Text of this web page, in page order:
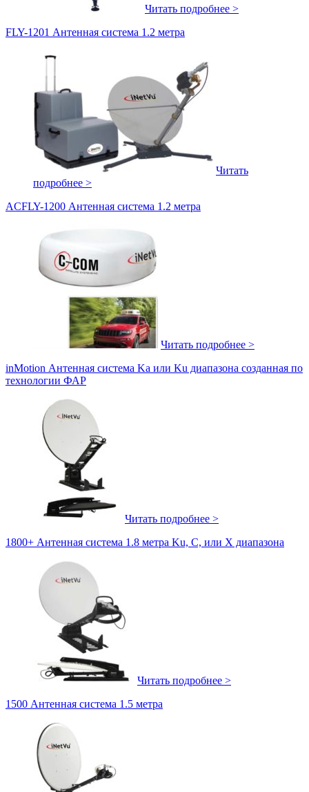
Читать подробнее >
FLY-1201 Антенная система 1.2 метра
Читать
подробнее >
ACFLY-1200 Антенная система 1.2 метра
Читать подробнее >
inMotion Антенная система Ka или Ku диапазона созданная по
технологии ФАР
Читать подробнее >
1800+ Антенная система 1.8 метра Ku, C, или X диапазона
Читать подробнее >
1500 Антенная система 1.5 метра